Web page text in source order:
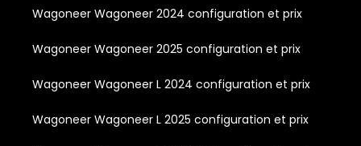
Wagoneer Wagoneer 2024 configuration et prix
Wagoneer Wagoneer 2025 configuration et prix
Wagoneer Wagoneer L 2024 configuration et prix
Wagoneer Wagoneer L 2025 configuration et prix